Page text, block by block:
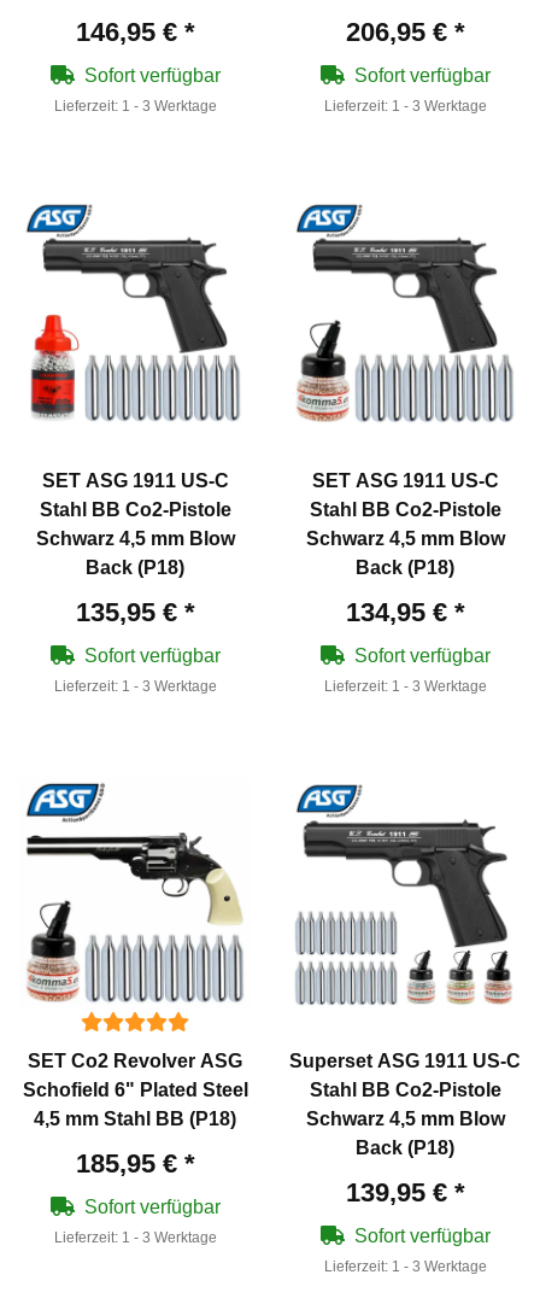
146,95 € *
Sofort verfügbar
Lieferzeit: 1 - 3 Werktage
206,95 € *
Sofort verfügbar
Lieferzeit: 1 - 3 Werktage
SET ASG 1911 US-C
Stahl BB Co2-Pistole
Schwarz 4,5 mm Blow
Back (P18)
135,95 € *
Sofort verfügbar
Lieferzeit: 1 - 3 Werktage
SET ASG 1911 US-C
Stahl BB Co2-Pistole
Schwarz 4,5 mm Blow
Back (P18)
134,95 € *
Sofort verfügbar
Lieferzeit: 1 - 3 Werktage
SET Co2 Revolver ASG
Schofield 6" Plated Steel
4,5 mm Stahl BB (P18)
185,95 € *
Sofort verfügbar
Lieferzeit: 1 - 3 Werktage
Superset ASG 1911 US-C
Stahl BB Co2-Pistole
Schwarz 4,5 mm Blow
Back (P18)
139,95 € *
Sofort verfügbar
Lieferzeit: 1 - 3 Werktage